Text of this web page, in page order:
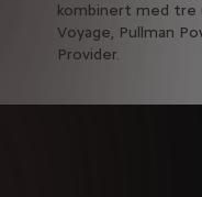
kombinert med tre
Voyage, Pullman
Provider.